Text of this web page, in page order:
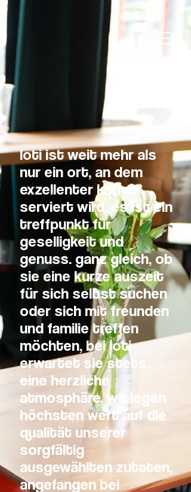
loti ist weit mehr als
nur ein ort, an dem
exzellenter kaffee
serviert wird. es ist ein
treffpunkt für
geselligkeit und
genuss. ganz gleich, ob
sie eine kurze auszeit
für sich selbst suchen
oder sich mit freunden
und familie treffen
möchten, bei loti
erwartet sie stets
eine herzliche
atmosphäre. wir legen
höchsten wert auf die
qualität unserer
sorgfältig
ausgewählten zutaten,
angefangen bei